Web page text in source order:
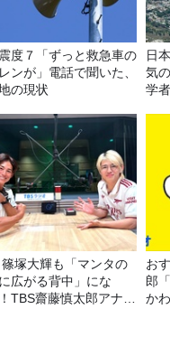
度７「ずっと救急車の
ンが」電話で聞いた、
の現状
日
気
学
塚大輝も「マンタの
広がる背中」にな
TBS齋藤慎太郎アナに
お
郎
か